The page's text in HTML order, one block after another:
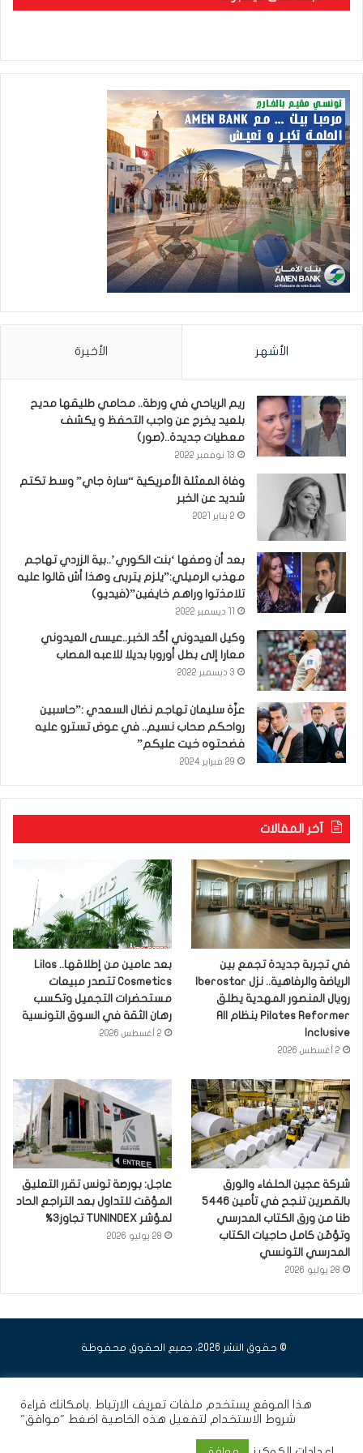
الأشهر الأخيرة
ريم الرياحي في ورطة.. محامي طليقها مديح
بلعيد يخرج عن واجب التحفظ و يكشف
معطيات جديدة..(صور)
13 نوفمبر 2022
وفاة الممثلة الأمريكية “سارة جاي” وسط تكتم
شديد عن الخبر
2 يناير 2021
بعد أن وصفها ‘بنت الكوري’..بية الزردي تهاجم
مهذب الرميلي:”يلزم يتربى وهذا أش قالوا عليه
تلامذتوا وراهم خايفين”(فيديو)
وكيل العيدوني أكّد الخبر..عيسى العيدوني
معارا إلى بطل أوروبا بديلا للاعبه المصاب
3 ديسمبر 2022
عزّة سليمان تهاجم نضال السعدي :”حاسبين
رواحكم صحاب نسيم.. في عوض تسترو عليه
فضحتوه خيت عليكم”
29 فبراير 2024
آخر المقالات
في تجربة جديدة تجمع بين
رويال المنصور المهدية يطلق
Pilates Reformer بنظام All
Inclusive
2 أغسطس 2026
بعد عامين من إطلاقها.. Lilas
Cosmetics تتصدر مبيعات
مستحضرات التجميل وتكسب
رهان الثقة في السوق التونسية
2 أغسطس 2026
شركة عجين الحلفاء والورق
بالقصرين تنجح في تأمين 5446
طنا من ورق الكتاب المدرسي
وتؤمّن كامل حاجيات الكتاب
المدرسي التونسي
28 يوليو 2026
عاجل: بورصة تونس تقرر التعليق
المؤقت للتداول بعد التراجع الحاد
لمؤشر TUNINDEX تجاوز3%
28 يوليو 2026
© حقوق النشر 2026، جميع الحقوق محفوظة
هذا الموقع يستخدم ملفات تعريف الارتباط .بامكانك قراءة
شروط الاستخدام لتفعيل هذه الخاصية اضغط "موافق"